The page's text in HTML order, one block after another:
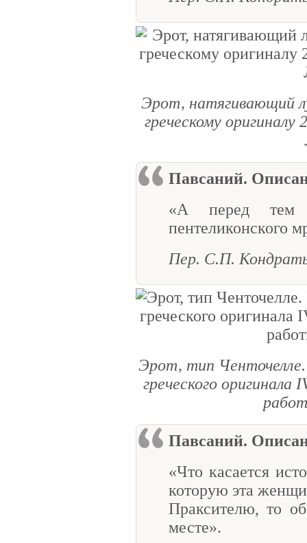
Эрот, натягивающий
греческому оригиналу
Павсаний.
«А перед тем
пентеликонского
Пер. С.П.
Эрот, тип Ченточелле.
греческого оригинала
Павсаний.
«Что касается
которую эта
Праксителю, то
месте».